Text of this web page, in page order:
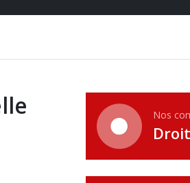
Nos